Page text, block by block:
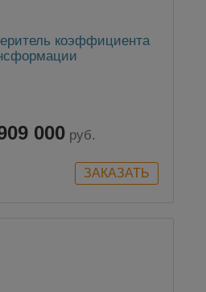
коэффициента
000 руб.